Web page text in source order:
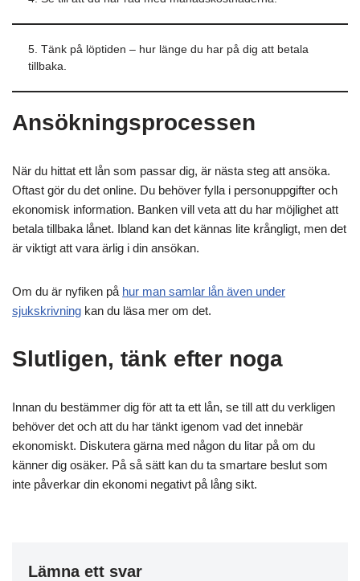
5. Tänk på löptiden – hur länge du har på dig att betala
tillbaka.
Ansökningsprocessen
När du hittat ett lån som passar dig, är nästa steg att ansöka.
Oftast gör du det online. Du behöver fylla i personuppgifter och
ekonomisk information. Banken vill veta att du har möjlighet att
betala tillbaka lånet. Ibland kan det kännas lite krångligt, men det
är viktigt att vara ärlig i din ansökan.
Om du är nyfiken på hur man samlar lån även under
sjukskrivning kan du läsa mer om det.
Slutligen, tänk efter noga
Innan du bestämmer dig för att ta ett lån, se till att du verkligen
behöver det och att du har tänkt igenom vad det innebär
ekonomiskt. Diskutera gärna med någon du litar på om du
känner dig osäker. På så sätt kan du ta smartare beslut som
inte påverkar din ekonomi negativt på lång sikt.
Lämna ett svar